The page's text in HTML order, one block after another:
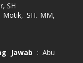
SH
Motik, SH. MM,
Jawab : Abu